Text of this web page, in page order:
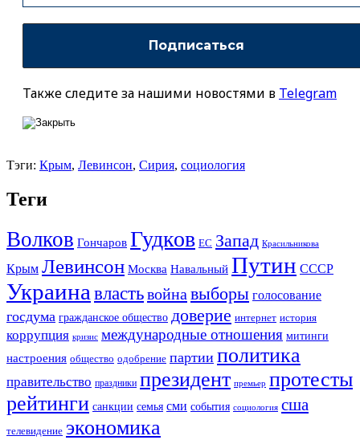
Также следите за нашими новостями в Telegram
Тэги: Крым, Левинсон, Сирия, социология
Теги
Волков Гончаров Гудков ЕС Запад Красильникова
Крым Левинсон Москва Навальный Путин СССР
Украина властьвойна выборы голосование
госдума гражданское общество доверие интернет история
коррупция кризис международные отношения митинги
настроения общество одобрение партии политика
правительство праздники президент премьер протесты
рейтинги санкции семья сми события социология сша
телевидение экономика